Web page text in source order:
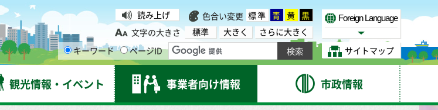
読み上げ 色合い変更 標準 青 黄 黒
文字の大きさ
標準 大きく
さらに大きく
キーワード
ページID
Foreign Language
Select Language
サイトマップ
観光情報・イベント 事業者向け情報 市政情報